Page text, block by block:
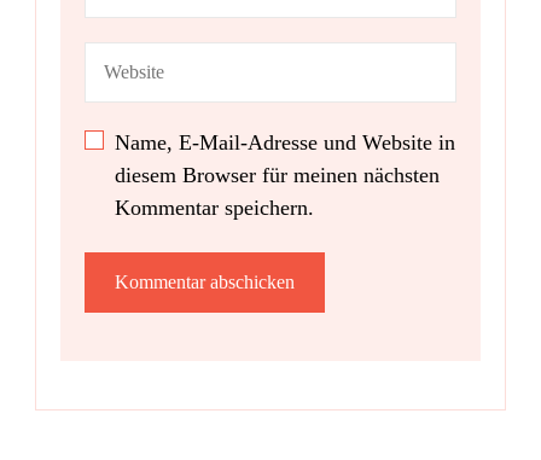
Name, E-Mail-Adresse und Website in
diesem Browser für meinen nächsten
Kommentar speichern.